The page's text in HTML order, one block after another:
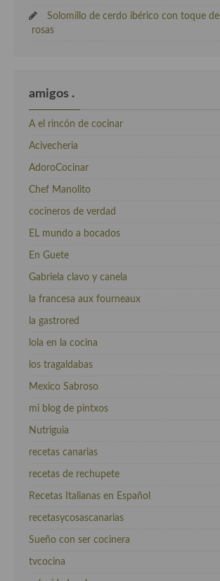
Solomillo de cerdo ibérico con toque
rosas
amigos .
A el rincón de cocinar
Acivecheria
AdoroCocinar
Chef Manolito
cocineros de verdad
EL mundo a bocados
En Guete
Gabriela clavo y canela
la francesa aux fourneaux
la gastrored
lola en la cocina
los tragaldabas
Mexico Sabroso
mi blog de pintxos
Nutriguia
recetas canarias
recetas de rechupete
Recetas Italianas en Español
recetasycosascanarias
Sueño con ser cocinera
tvcocina